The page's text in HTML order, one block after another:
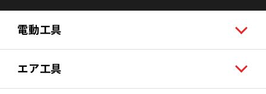
電動工具
エア工具